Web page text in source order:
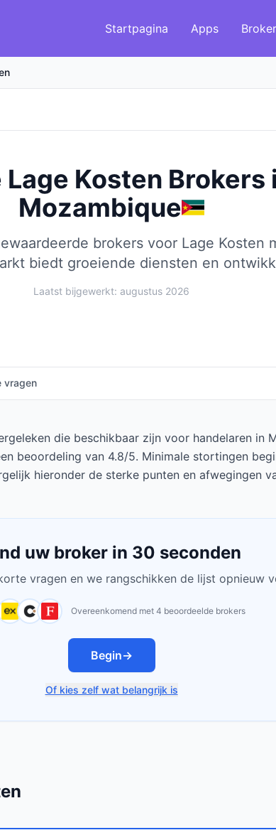
Startpagina Apps
Lage Kosten Brokers
Mozambique
brokers voor Lage Kosten
biedt groeiende diensten en
Laatst bijgewerkt: augustus 2026
vragen
die beschikbaar zijn voor handelaren in
beoordeling van 4.8/5. Minimale stortingen
hieronder de sterke punten en afwegingen
uw broker in 30 seconden
vragen en we rangschikken de lijst opnieuw
Overeenkomend met 4 beoordeelde brokers
Begin→
Of kies zelf wat belangrijk is